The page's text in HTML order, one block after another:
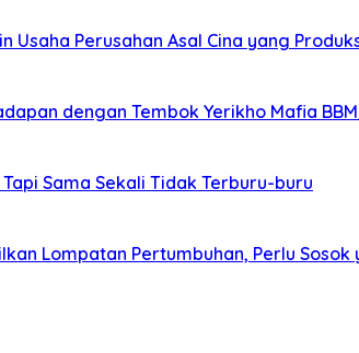
Usaha Perusahan Asal Cina yang
dengan Tembok Yerikho Mafia
Sama Sekali Tidak Terburu-buru
Lompatan Pertumbuhan, Perlu